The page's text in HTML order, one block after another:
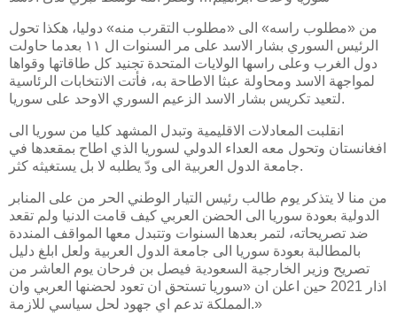
من «مطلوب راسه» الى «مطلوب التقرب منه» دوليا، هكذا تحول
الرئيس السوري بشار الاسد على مر السنوات ال ١١ بعدما حاولت
دول الغرب وعلى راسها الولايات المتحدة تجنيد كل طاقاتها وقواها
لمواجهة الاسد ومحاولة عبثا الاطاحة به، فأتت الانتخابات الرئاسية
لتعيد تكريس بشار الاسد الزعيم السوري الاوحد على سوريا.
انقلبت المعادلات الاقليمية وتبدل المشهد كليا من سوريا الى
افغانستان وتحول معه العداء الدولي لسوريا الذي اطاح بمقعدها في
جامعة الدول العربية الى ودّ يطلبه لا بل يستغيثه كثر.
من منا لا يتذكر يوم طالب رئيس التيار الوطني الحر من على المنابر
الدولية بعودة سوريا الى الحضن العربي كيف قامت الدنيا ولم تقعد
ضد تصريحاته، لتمر بعدها السنوات وتتبدل معها المواقف المنددة
بالمطالبة بعودة سوريا الى جامعة الدول العربية ولعل ابلغ دليل
تصريح وزير الخارجية السعودية فيصل بن فرحان يوم العاشر من
اذار 2021 حين اعلن ان «سوريا تستحق ان تعود لحضنها العربي وان
المملكة تدعم اي جهود لحل سياسي للازمة.»